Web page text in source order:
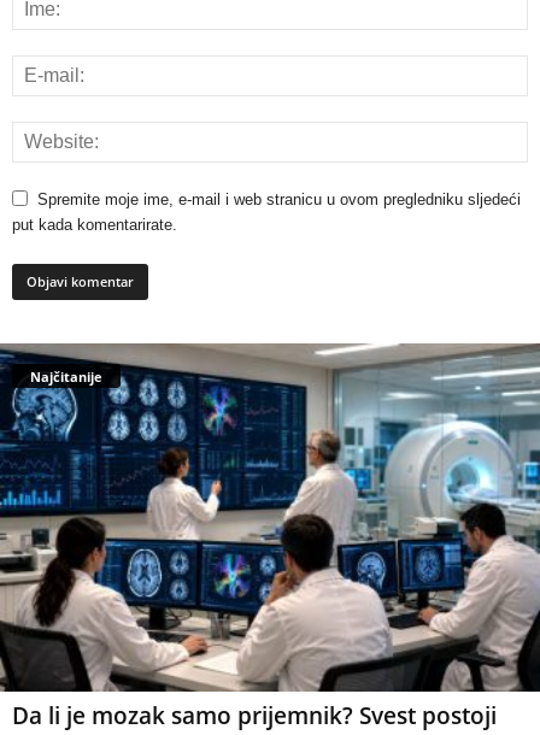
Spremite moje ime, e-mail i web stranicu u ovom pregledniku sljedeći
put kada komentarirate.
Najčitanije
Da li je mozak samo prijemnik? Svest postoji